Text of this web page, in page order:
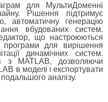
для МультиДоменні
Рішення підтримує
автоматичну генерацію
вбудованих систем.
що настроюються
програми для вирішення
динамічних систем.
з MATLAB, дозволяючи
в моделі і експортувати
аналізу.